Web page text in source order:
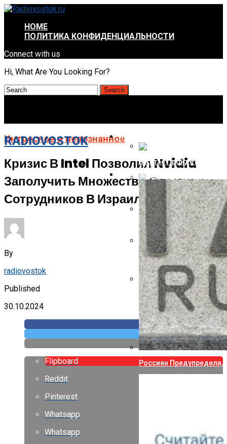
HOME
ПОЛИТИКА КОНФИДЕНЦИАЛЬНОСТИ
Connect with us
Hi, What Are You Looking For?
RADIOVOSTOK ИНТРЕСНОЕ И НЕПОЗНАННОЕ
В Китае Пройдёт
Energizer Выходит На
AMD Отложила Запуск
Указ Трампа Отводит
Canon Выпустила
Собственных
АВТО-МОТО
Россиян
Интресное и непознанное
Кризис В Intel Позволил Nvidia
Заполучить Множество Опытных
Сотрудников В Израиле
By
radiovostok
Published
30.10.2024
Flipboard
Reddit
Pinterest
Whatsapp
Whatsapp